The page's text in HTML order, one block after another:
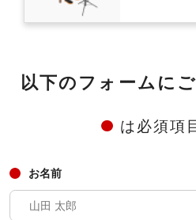
以下のフォームに
は必須項
お名前